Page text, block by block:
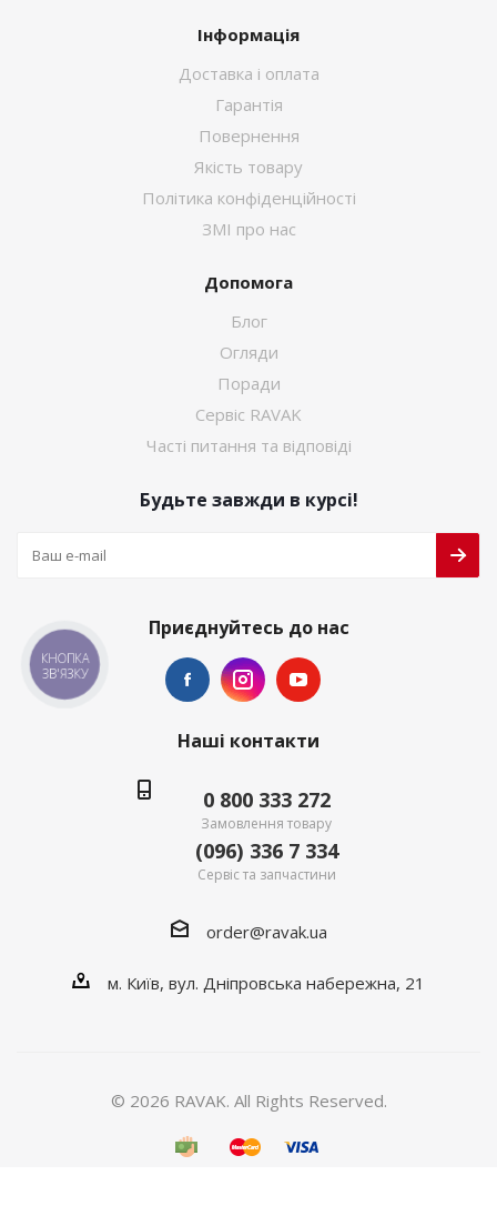
Інформація
Доставка і оплата
Гарантія
Повернення
Якість товару
Політика конфіденційності
ЗМІ про нас
Допомога
Блог
Огляди
Поради
Сервіс RAVAK
Часті питання та відповіді
Будьте завжди в курсі!
Приєднуйтесь до нас
Наші контакти
0 800 333 272
Замовлення товару
(096) 336 7 334
Сервіс та запчастини
order@ravak.ua
м. Київ, вул. Дніпровська набережна, 21
© 2026 RAVAK. All Rights Reserved.
КНОПКА
ЗВ'ЯЗКУ